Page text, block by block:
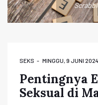
SEKS MINGGU, 9 JUNI 2024
Pentingnya
Seksual di